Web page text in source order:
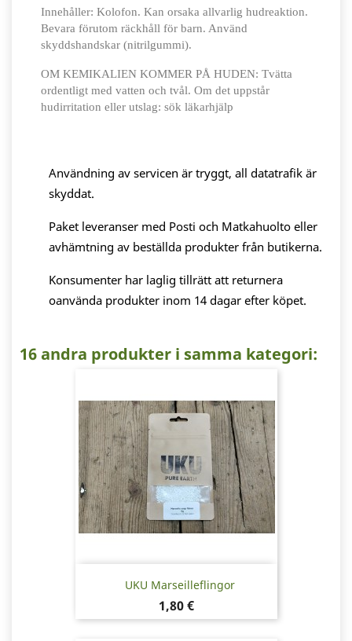
Innehåller: Kolofon. Kan orsaka allvarlig hudreaktion.
Bevara förutom räckhåll för barn. Använd
skyddshandskar (nitrilgummi).
OM KEMIKALIEN KOMMER PÅ HUDEN: Tvätta
ordentligt med vatten och tvål. Om det uppstår
hudirritation eller utslag: sök läkarhjälp
Användning av servicen är tryggt, all datatrafik är
skyddat.
Paket leveranser med Posti och Matkahuolto eller
avhämtning av beställda produkter från butikerna.
Konsumenter har laglig tillrätt att returnera
oanvända produkter inom 14 dagar efter köpet.
16 andra produkter i samma kategori:
UKU Marseilleflingor
Pris
1,80 €